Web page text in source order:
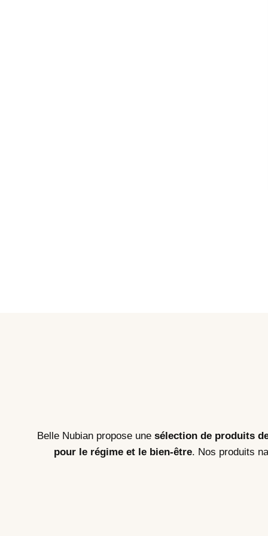
Belle Nubian propose une sélection de produits
pour le régime et le bien-être. Nos produits